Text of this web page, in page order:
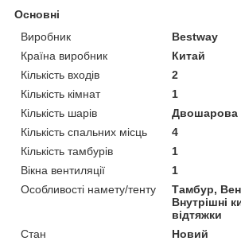
Основні
Виробник
Bestway
Країна виробник
Китай
Кількість входів
2
Кількість кімнат
1
Кількість шарів
Двошарова
Кількість спальних місць
4
Кількість тамбурів
1
Вікна вентиляції
1
Особливості намету/тенту
Тамбур,
Внутрішні
відтяжки
Стан
Новий